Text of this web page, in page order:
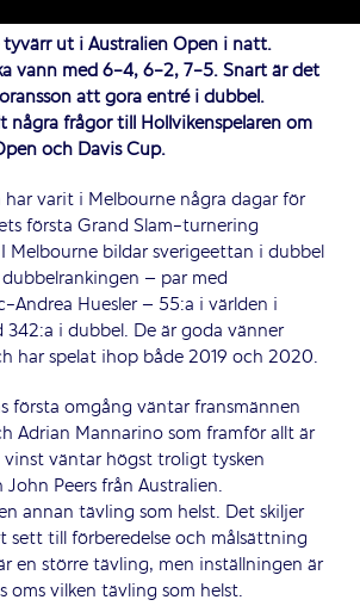
tyvärr ut i Australien Open i natt.
vann med 6-4, 6-2, 7-5. Snart är det
att göra entré i dubbel.
några frågor till Höllvikenspelaren om
och Davis Cup.
har varit i Melbourne några dagar för
första Grand Slam-turnering
Melbourne bildar sverigeettan i dubbel
– par med
Andrea Huesler – 55:a i världen i
342:a i dubbel. De är goda vänner
har spelat ihop både 2019 och 2020.
första omgång väntar fransmännen
Adrian Mannarino som framför allt är
vinst väntar högst troligt tysken
John Peers från Australien.
annan tävling som helst. Det skiljer
sett till förberedelse och målsättning
en större tävling, men inställningen är
oms vilken tävling som helst.